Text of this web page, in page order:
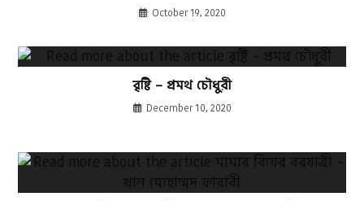
October 19, 2020
বৃষ্টি – প্রমথ চৌধুরী
December 10, 2020